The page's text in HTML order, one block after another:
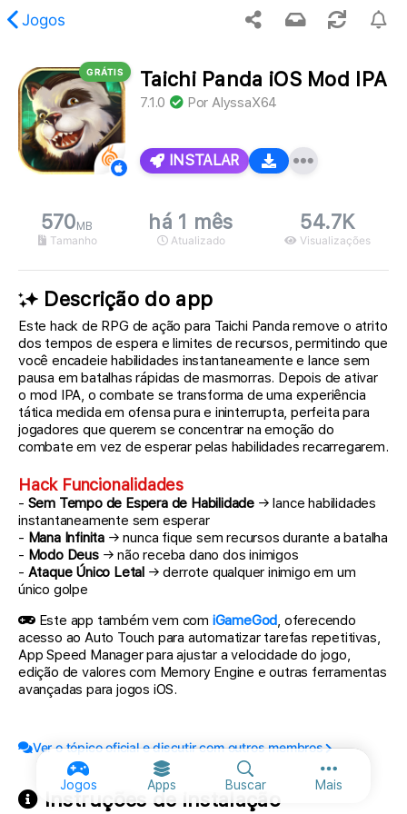
Jogos
Jogos Apps Buscar MaisMais
conteúdo solicitado não foi encontrado.
GRÁTIS Taichi Panda iOS Mod IPA
7.1.0 Por AlyssaX64
INSTALAR
570 MB
Tamanho
há 1 mês
Atualizado
54.7K
Visualizações
Descrição do app
Este hack de RPG de ação para Taichi Panda remove o atrito
dos tempos de espera e limites de recursos, permitindo que
você encadeie habilidades instantaneamente e lance sem
pausa em batalhas rápidas de masmorras. Depois de ativar
o mod IPA, o combate se transforma de uma experiência
tática medida em ofensa pura e ininterrupta, perfeita para
jogadores que querem se concentrar na emoção do
combate em vez de esperar pelas habilidades recarregarem.
Hack Funcionalidades
- Sem Tempo de Espera de Habilidade → lance habilidades
instantaneamente sem esperar
- Mana Infinita → nunca fique sem recursos durante a batalha
- Modo Deus→ não receba dano dos inimigos
- Ataque Único Letal → derrote qualquer inimigo em um
único golpe
Este app também vem com iGameGod, oferecendo
acesso ao Auto Touch para automatizar tarefas repetitivas,
App Speed Manager para ajustar a velocidade do jogo,
edição de valores com Memory Engine e outras ferramentas
avançadas para jogos iOS.
Ver o tópico oficial e discutir com outros membros
Instruções de instalação